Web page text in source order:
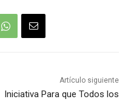
Artículo siguiente
Iniciativa Para que Todos los